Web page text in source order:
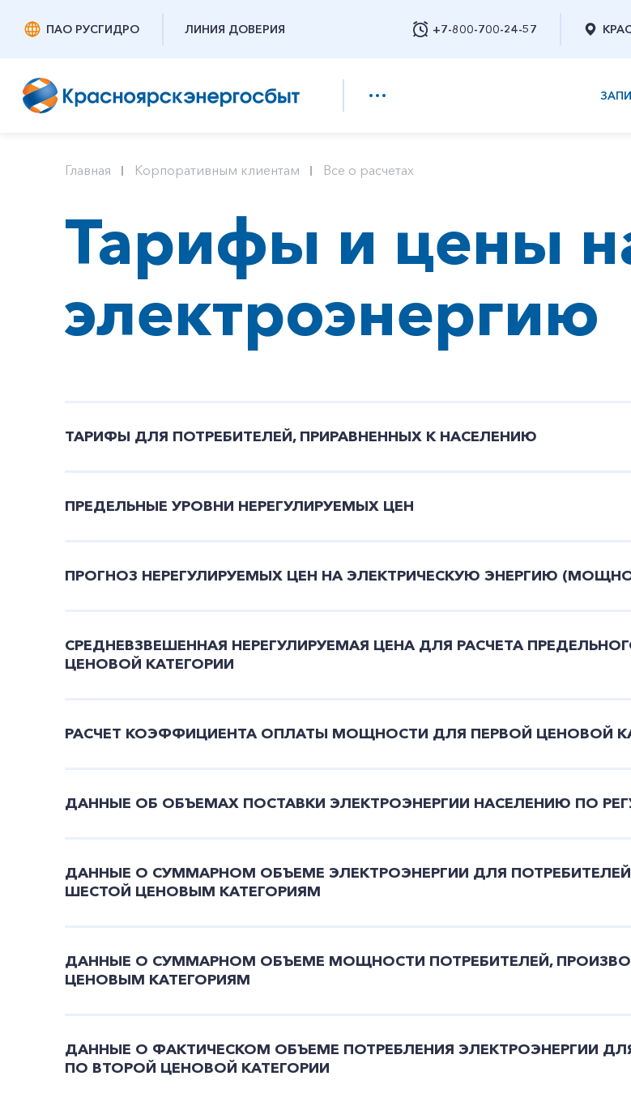
ПАО РУСГИДРО ЛИНИЯ ДОВЕРИЯ +7-800-700-24-57
Главная Корпоративным клиентам Все о расчетах
Тарифы и цены
электроэнергию
ТАРИФЫ ДЛЯ ПОТРЕБИТЕЛЕЙ, ПРИРАВНЕННЫХ К НАСЕЛЕНИЮ
ПРЕДЕЛЬНЫЕ УРОВНИ НЕРЕГУЛИРУЕМЫХ ЦЕН
ПРОГНОЗ НЕРЕГУЛИРУЕМЫХ ЦЕН НА ЭЛЕКТРИЧЕСКУЮ ЭНЕРГИЮ
СРЕДНЕВЗВЕШЕННАЯ НЕРЕГУЛИРУЕМАЯ ЦЕНА ДЛЯ РАСЧЕТА
ЦЕНОВОЙ КАТЕГОРИИ
РАСЧЕТ КОЭФФИЦИЕНТА ОПЛАТЫ МОЩНОСТИ ДЛЯ ПЕРВОЙ ЦЕНОВОЙ
ДАННЫЕ ОБ ОБЪЕМАХ ПОСТАВКИ ЭЛЕКТРОЭНЕРГИИ НАСЕЛЕНИЮ ПО
ДАННЫЕ О СУММАРНОМ ОБЪЕМЕ ЭЛЕКТРОЭНЕРГИИ ДЛЯ
ШЕСТОЙ ЦЕНОВЫМ КАТЕГОРИЯМ
ДАННЫЕ О СУММАРНОМ ОБЪЕМЕ МОЩНОСТИ ПОТРЕБИТЕЛЕЙ,
ЦЕНОВЫМ КАТЕГОРИЯМ
ДАННЫЕ О ФАКТИЧЕСКОМ ОБЪЕМЕ ПОТРЕБЛЕНИЯ ЭЛЕКТРОЭНЕРГИИ
ПО ВТОРОЙ ЦЕНОВОЙ КАТЕГОРИИ